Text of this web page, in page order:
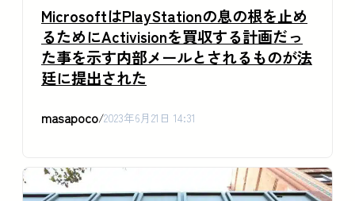
MicrosoftはPlayStationの息の根を止め
るためにActivisionを買収する計画だっ
た事を示す内部メールとされるものが法
廷に提出された
masapoco/2023年6月21日 14:31